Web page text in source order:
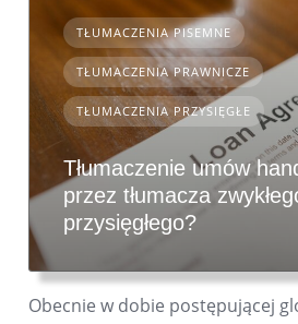
TŁUMACZENIA PISEMNE
TŁUMACZENIA PRAWNICZE
TŁUMACZENIA PRZYSIĘGŁE
Tłumaczenie umów
przez tłumacza
przysięgłego?
Obecnie w dobie postępującej